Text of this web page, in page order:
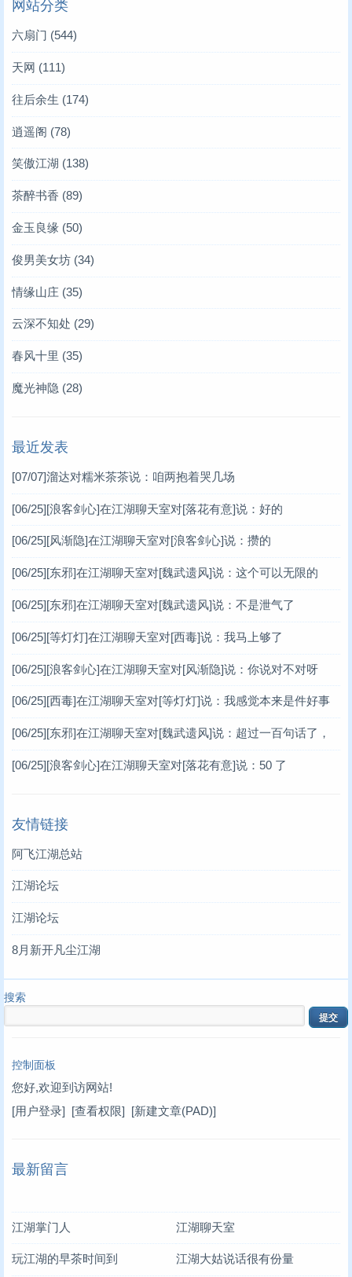
网站分类
六扇门 (544)
天网 (111)
往后余生 (174)
逍遥阁 (78)
笑傲江湖 (138)
茶醉书香 (89)
金玉良缘 (50)
俊男美女坊 (34)
情缘山庄 (35)
云深不知处 (29)
春风十里 (35)
魔光神隐 (28)
最近发表
[07/07]溜达对糯米茶茶说：咱两抱着哭几场
[06/25][浪客剑心]在江湖聊天室对[落花有意]说：好的
[06/25][风渐隐]在江湖聊天室对[浪客剑心]说：攒的
[06/25][东邪]在江湖聊天室对[魏武遗风]说：这个可以无限的
[06/25][东邪]在江湖聊天室对[魏武遗风]说：不是泄气了
[06/25][等灯灯]在江湖聊天室对[西毒]说：我马上够了
[06/25][浪客剑心]在江湖聊天室对[风渐隐]说：你说对不对呀
[06/25][西毒]在江湖聊天室对[等灯灯]说：我感觉本来是件好事
[06/25][东邪]在江湖聊天室对[魏武遗风]说：超过一百句话了，
[06/25][浪客剑心]在江湖聊天室对[落花有意]说：50 了
友情链接
阿飞江湖总站
江湖论坛
江湖论坛
8月新开凡尘江湖
搜索
控制面板
您好,欢迎到访网站!
[用户登录] [查看权限] [新建文章(PAD)]
最新留言
江湖掌门人 江湖聊天室
玩江湖的早茶时间到 江湖大姑说话很有份量